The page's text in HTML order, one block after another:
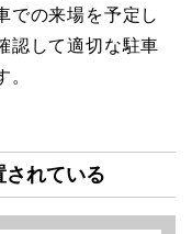
での来場を予定し
認して適切な駐車
。
されている